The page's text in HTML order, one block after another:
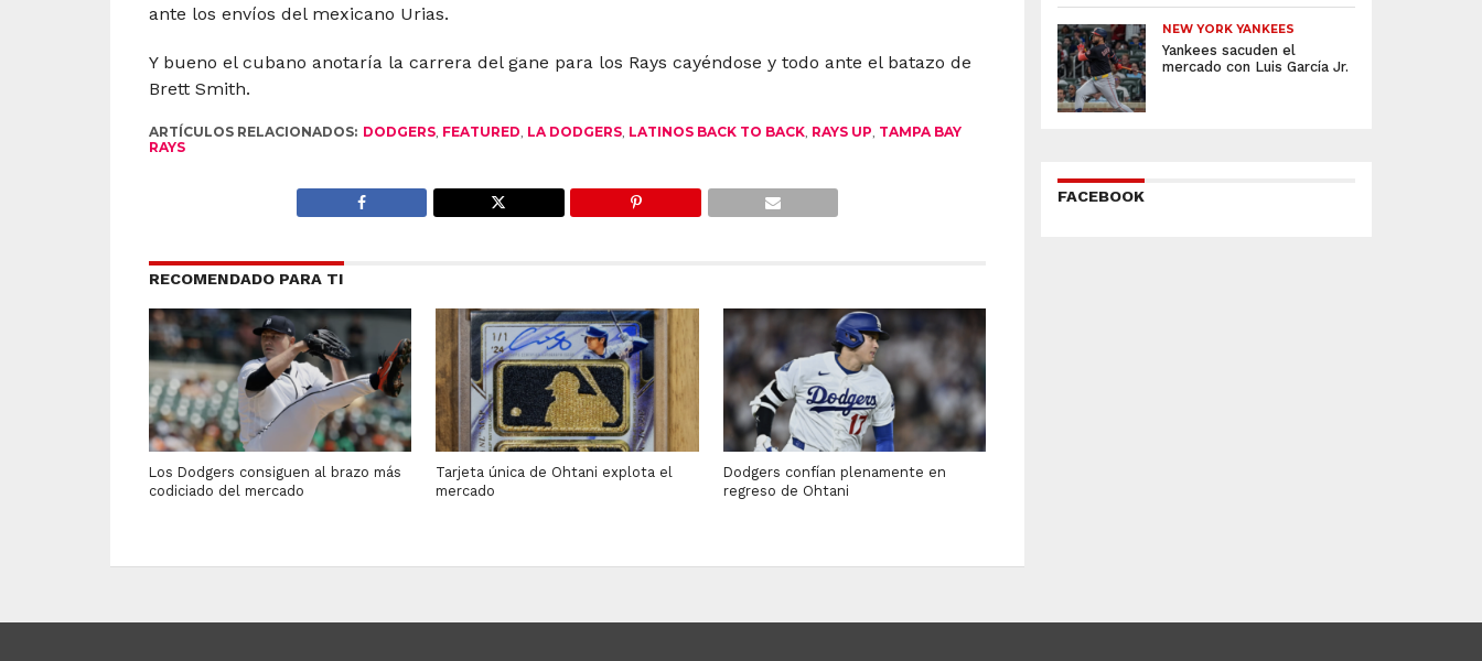
ante los envíos del mexicano Urias.
Y bueno el cubano anotaría la carrera del gane para los Rays cayéndose y todo ante el batazo de
Brett Smith.
ARTÍCULOS RELACIONADOS: DODGERS, FEATURED, LA DODGERS, LATINOS BACK TO BACK, RAYS UP, TAMPA BAY
RAYS
RECOMENDADO PARA TI
Los Dodgers consiguen al brazo más
codiciado del mercado
Tarjeta única de Ohtani explota el
mercado
Dodgers confían plenamente en
regreso de Ohtani
NEW YORK YANKEES
Yankees sacuden el
mercado con Luis García Jr.
FACEBOOK